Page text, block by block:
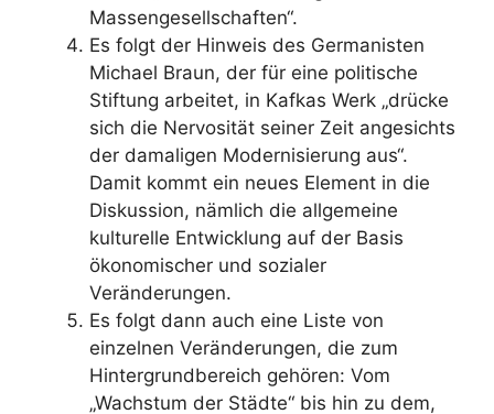
Massengesellschaften“.
Es folgt der Hinweis des Germanisten
Michael Braun, der für eine politische
Stiftung arbeitet, in Kafkas Werk „drücke
sich die Nervosität seiner Zeit angesichts
der damaligen Modernisierung aus“.
Damit kommt ein neues Element in die
Diskussion, nämlich die allgemeine
kulturelle Entwicklung auf der Basis
ökonomischer und sozialer
Veränderungen.
Es folgt dann auch eine Liste von
einzelnen Veränderungen, die zum
Hintergrundbereich gehören: Vom
„Wachstum der Städte“ bis hin zu dem,